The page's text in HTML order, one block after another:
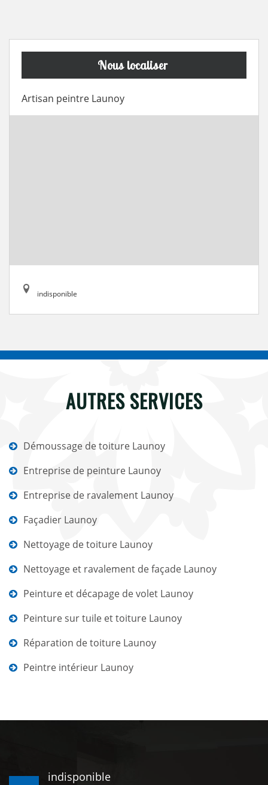
Nous localiser
Artisan peintre Launoy
indisponible
AUTRES SERVICES
Démoussage de toiture Launoy
Entreprise de peinture Launoy
Entreprise de ravalement Launoy
Façadier Launoy
Nettoyage de toiture Launoy
Nettoyage et ravalement de façade Launoy
Peinture et décapage de volet Launoy
Peinture sur tuile et toiture Launoy
Réparation de toiture Launoy
Peintre intérieur Launoy
indisponible